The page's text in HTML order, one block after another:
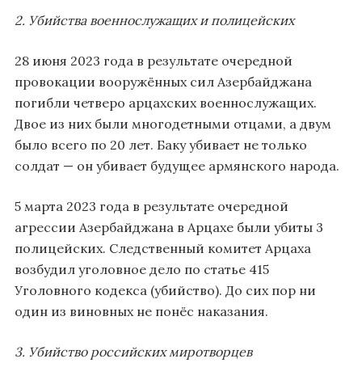
2. Убийства военнослужащих и полицейских
28 июня 2023 года в результате очередной
провокации вооружённых сил Азербайджана
погибли четверо арцахских военнослужащих.
Двое из них были многодетными отцами, а двум
было всего по 20 лет. Баку убивает не только
солдат — он убивает будущее армянского народа.
5 марта 2023 года в результате очередной
агрессии Азербайджана в Арцахе были убиты 3
полицейских. Следственный комитет Арцаха
возбудил уголовное дело по статье 415
Уголовного кодекса (убийство). До сих пор ни
один из виновных не понёс наказания.
3. Убийство российских миротворцев